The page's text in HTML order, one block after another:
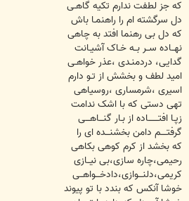
که جز لطفت ندارم تکیه گاهـی
دل سرگشته ام را راهنمـا باش
که دل بی رهنما افتد به چاهی
نهــاده ســر بــه خـاک آشیـانت
گدایی، دردمنـدی ،عذر خواهـی
امید لطف و بخشش از تـو دارم
اسیری ،شرمساری ،روسیاهی
تهی دستی که با اشک ندامت
زپـا افتـــــــاده از بـار گنـــاهـــی
گرفتــــم دامن بخشنـــده ای را
که بخشد از کرم کوهی بکاهی
رحیمی،چاره سازی،بی نیــازی
کریمی،دلنـــوازی،دادخـــواهــی
خوشا آنکس که بندد با تو پیوند